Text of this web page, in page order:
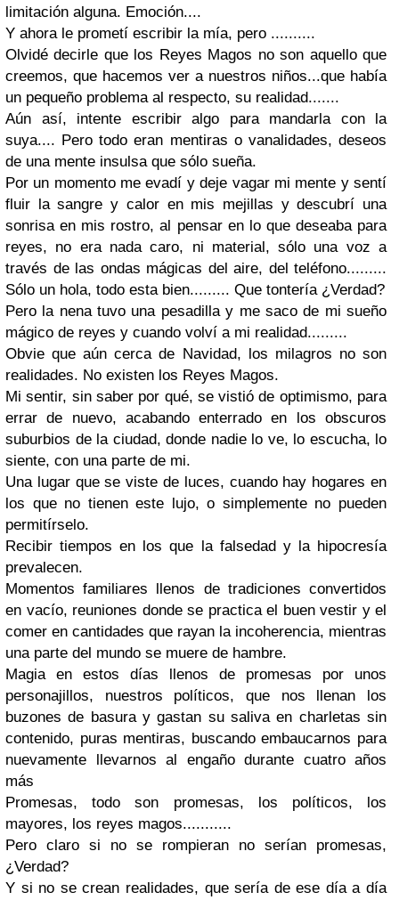
limitación alguna. Emoción....
Y ahora le prometí escribir la mía, pero ..........
Olvidé decirle que los Reyes Magos no son aquello que
creemos, que hacemos ver a nuestros niños...que había
un pequeño problema al respecto, su realidad.......
Aún así, intente escribir algo para mandarla con la
suya.... Pero todo eran mentiras o vanalidades, deseos
de una mente insulsa que sólo sueña.
Por un momento me evadí y deje vagar mi mente y sentí
fluir la sangre y calor en mis mejillas y descubrí una
sonrisa en mis rostro, al pensar en lo que deseaba para
reyes, no era nada caro, ni material, sólo una voz a
través de las ondas mágicas del aire, del teléfono.........
Sólo un hola, todo esta bien......... Que tontería ¿Verdad?
Pero la nena tuvo una pesadilla y me saco de mi sueño
mágico de reyes y cuando volví a mi realidad.........
Obvie que aún cerca de Navidad, los milagros no son
realidades. No existen los Reyes Magos.
Mi sentir, sin saber por qué, se vistió de optimismo, para
errar de nuevo, acabando enterrado en los obscuros
suburbios de la ciudad, donde nadie lo ve, lo escucha, lo
siente, con una parte de mi.
Una lugar que se viste de luces, cuando hay hogares en
los que no tienen este lujo, o simplemente no pueden
permitírselo.
Recibir tiempos en los que la falsedad y la hipocresía
prevalecen.
Momentos familiares llenos de tradiciones convertidos
en vacío, reuniones donde se practica el buen vestir y el
comer en cantidades que rayan la incoherencia, mientras
una parte del mundo se muere de hambre.
Magia en estos días llenos de promesas por unos
personajillos, nuestros políticos, que nos llenan los
buzones de basura y gastan su saliva en charletas sin
contenido, puras mentiras, buscando embaucarnos para
nuevamente llevarnos al engaño durante cuatro años
más
Promesas, todo son promesas, los políticos, los
mayores, los reyes magos...........
Pero claro si no se rompieran no serían promesas,
¿Verdad?
Y si no se crean realidades, que sería de ese día a día